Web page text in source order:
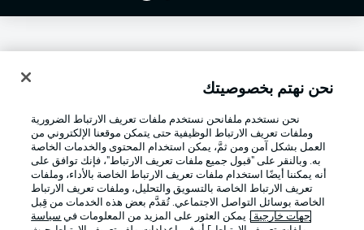
Football as it's meant to be
نحن نهتم بخصوصيتك
نحن نستخدم ملفانحن نستخدم ملفات تعريف الارتباط الضرورية
وملفات تعريف الارتباط الوظيفية حتى يتمكن موقعنا الإلكتروني من
العمل بشكل آمن ومن ثمَّ، يمكن استخدام المحتوى والخدمات الخاصة
به. وبالنقر على "قبول جميع ملفات تعريف الارتباط"، فإنك توافق على
أنه يمكننا أيضًا استخدام ملفات تعريف الارتباط الخاصة بالأداء، وملفات
تعريف الارتباط الخاصة بالتسويق والتحليل، وملفات تعريف الارتباط
الخاصة بوسائل التواصل الاجتماعي. تُقدَّم بعض هذه الخدمات من قِبل
جهات خارجية . يمكن العثور على المزيد من المعلومات في سياسة